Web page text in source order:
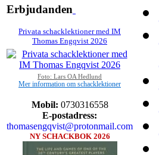
Erbjudanden
Privata schacklektioner med IM
Thomas Engqvist 2026
Foto: Lars OA Hedlund
Mer information om schacklektioner
Mobil: 0730316558
E-postadress:
thomasengqvist@protonmail.com
NY SCHACKBOK 2026